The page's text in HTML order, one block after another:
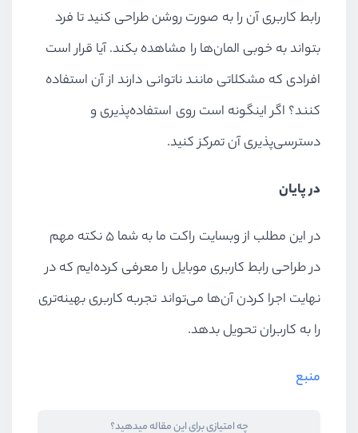
رابط کاربری آن را به صورت روشن طراحی کنید تا فرد
بتواند به خوبی المان‌ها را مشاهده بکند. آیا قرار است
افرادی که مشکلاتی مانند ناتوانی دارند از آن استفاده
کنند؟ اگر اینگونه است روی استفاده‌پذیری و
دسترسی‌پذیری آن تمرکز کنید.
در پایان
در این مطلب از وبسایت راکت ما به شما ۵ نکته مهم
در طراحی رابط کاربری موبایل را معرفی کرده‌ایم که در
نهایت اجرا کردن آن‌ها می‌تواند تجربه کاربری بهینه‌تری
را به کاربران تحویل بدهد.
منبع
چه امتیازی برای این مقاله میدهید؟